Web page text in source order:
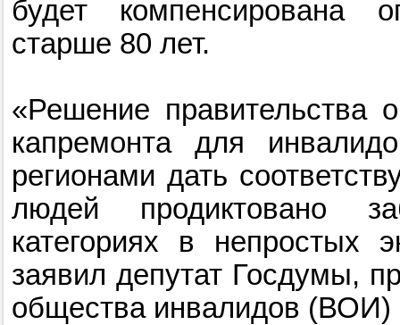
будет компенсирована
старше 80 лет.
«Решение правительства
капремонта для
регионами дать
людей продиктовано
категориях в непростых
заявил депутат Госдумы,
общества инвалидов (ВОИ)